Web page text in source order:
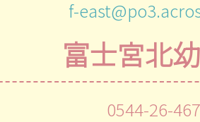
f-
富士宮北
0544-26-